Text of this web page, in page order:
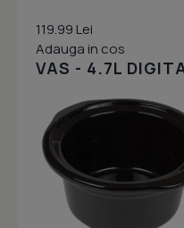
119.99 Lei
Adauga in cos
VAS - 4.7L